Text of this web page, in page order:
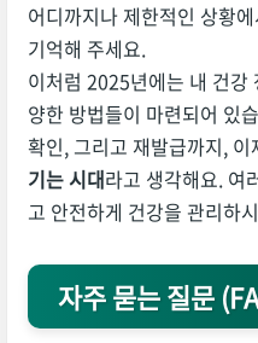
어디까지나 제한적인 상황
기억해 주세요.
이처럼 2025년에는 내 건강
양한 방법들이 마련되어 있
확인, 그리고 재발급까지, 이
기는 시대라고 생각해요. 여
고 안전하게 건강을 관리하
자주 묻는 질문